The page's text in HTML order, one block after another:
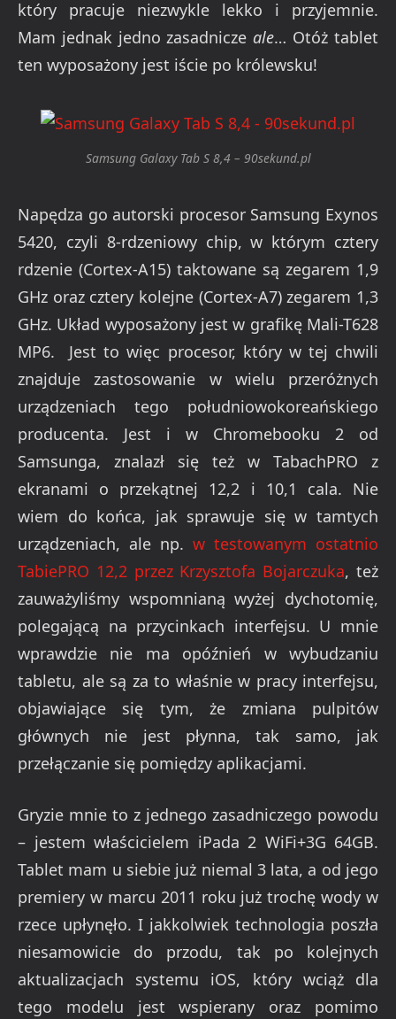
który pracuje niezwykle lekko i przyjemnie.
Mam jednak jedno zasadnicze ale… Otóż tablet
ten wyposażony jest iście po królewsku!
Samsung Galaxy Tab S 8,4 – 90sekund.pl
Napędza go autorski procesor Samsung Exynos
5420, czyli 8-rdzeniowy chip, w którym cztery
rdzenie (Cortex-A15) taktowane są zegarem 1,9
GHz oraz cztery kolejne (Cortex-A7) zegarem 1,3
GHz. Układ wyposażony jest w grafikę Mali-T628
MP6. Jest to więc procesor, który w tej chwili
znajduje zastosowanie w wielu przeróżnych
urządzeniach tego południowokoreańskiego
producenta. Jest i w Chromebooku 2 od
Samsunga, znalazł się też w TabachPRO z
ekranami o przekątnej 12,2 i 10,1 cala. Nie
wiem do końca, jak sprawuje się w tamtych
urządzeniach, ale np. w testowanym ostatnio
TabiePRO 12,2 przez Krzysztofa Bojarczuka, też
zauważyliśmy wspomnianą wyżej dychotomię,
polegającą na przycinkach interfejsu. U mnie
wprawdzie nie ma opóźnień w wybudzaniu
tabletu, ale są za to właśnie w pracy interfejsu,
objawiające się tym, że zmiana pulpitów
głównych nie jest płynna, tak samo, jak
przełączanie się pomiędzy aplikacjami.
Gryzie mnie to z jednego zasadniczego powodu
– jestem właścicielem iPada 2 WiFi+3G 64GB.
Tablet mam u siebie już niemal 3 lata, a od jego
premiery w marcu 2011 roku już trochę wody w
rzece upłynęło. I jakkolwiek technologia poszła
niesamowicie do przodu, tak po kolejnych
aktualizacjach systemu iOS, który wciąż dla
tego modelu jest wspierany oraz pomimo